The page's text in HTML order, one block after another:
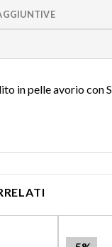
in pelle avorio con